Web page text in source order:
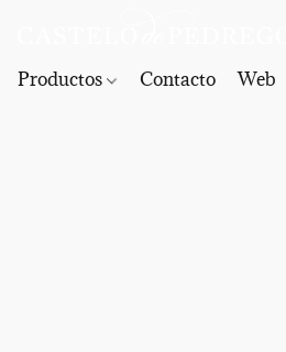
Productos Contacto Web